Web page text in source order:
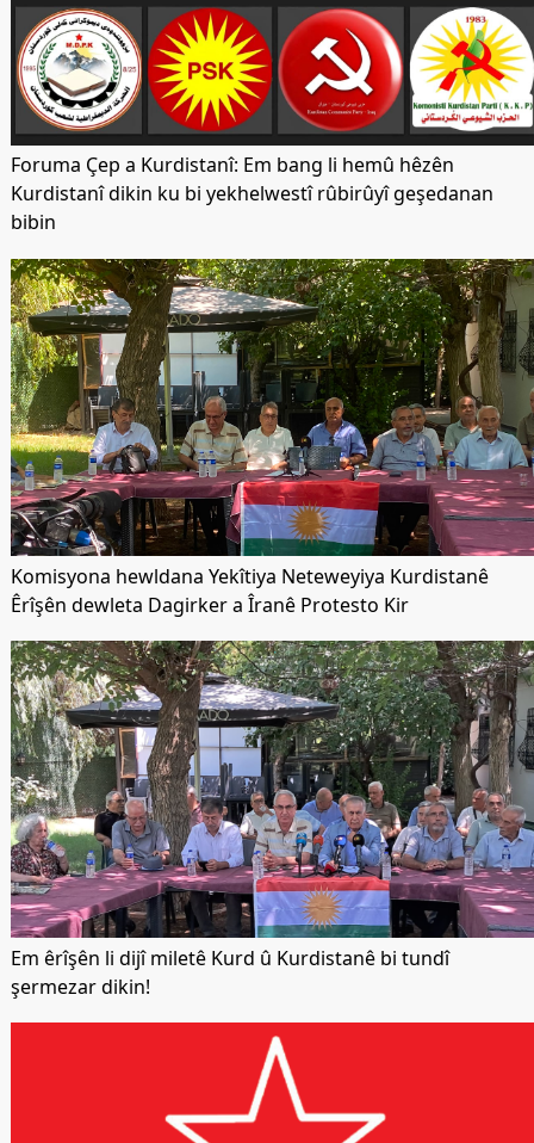
Foruma Çep a Kurdistanî: Em bang li hemû hêzên
Kurdistanî dikin ku bi yekhelwestî rûbirûyî geşedanan
bibin
Komisyona hewldana Yekîtiya Neteweyiya Kurdistanê
Êrîşên dewleta Dagirker a Îranê Protesto Kir
Em êrîşên li dijî miletê Kurd û Kurdistanê bi tundî
şermezar dikin!